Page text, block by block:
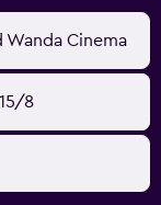
Wanda Cinema
8